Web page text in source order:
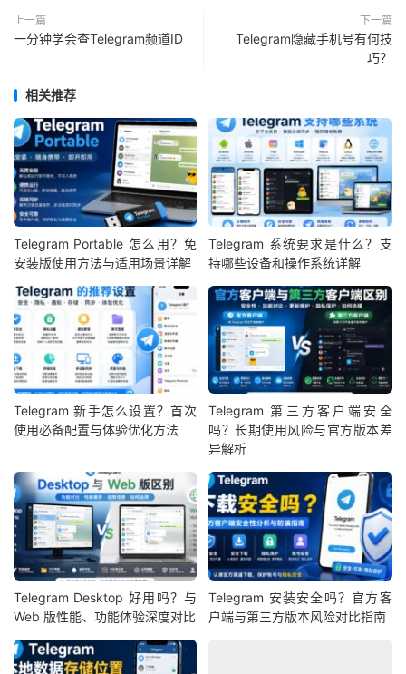
上一篇
一分钟学会查Telegram频道ID
下一篇
Telegram隐藏手机号有何技
巧？
相关推荐
Telegram Portable 怎么用？免
安装版使用方法与适用场景详解
Telegram 系统要求是什么？支
持哪些设备和操作系统详解
Telegram 新手怎么设置？首次
使用必备配置与体验优化方法
Telegram 第三方客户端安全
吗？长期使用风险与官方版本差
异解析
Telegram Desktop 好用吗？与
Web 版性能、功能体验深度对比
Telegram 安装安全吗？官方客
户端与第三方版本风险对比指南